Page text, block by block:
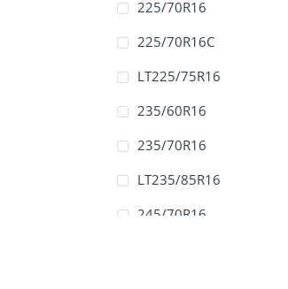
225/70R16
225/70R16C
LT225/75R16
235/60R16
235/70R16
LT235/85R16
245/70R16